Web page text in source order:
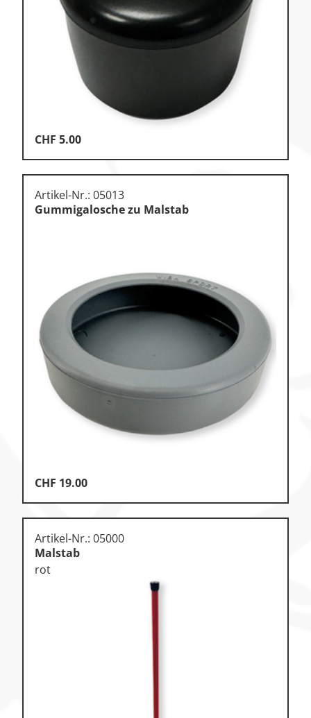
Klettern & Bouldern
Leichtathletik
Objekteinrichtungen
Spielgeräte • Psychomotorik
Technische Dokumentation
Therapiebedarf
Training • Vereinsbedarf
Wassersport
Zu den Ersatzteilen
Zu den Print Medien
CHF 5.00
Artikel-Nr.: 05013
Gummigalosche zu Malstab
CHF 19.00
Artikel-Nr.: 05000
Malstab
rot